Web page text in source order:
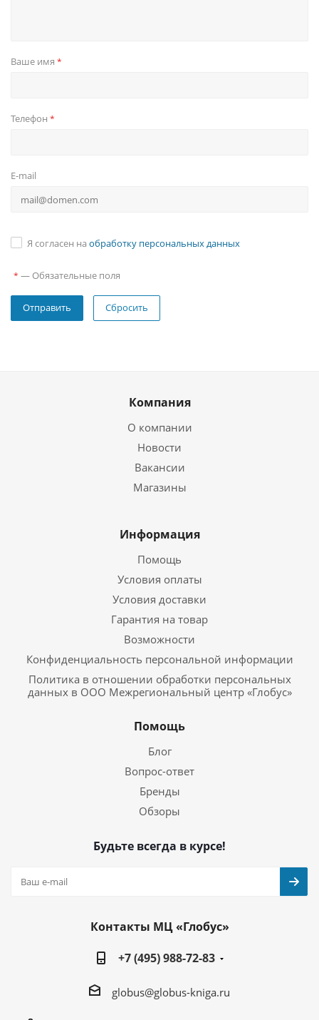
Ваше имя *
Телефон *
E-mail
Я согласен на обработку персональных данных
* — Обязательные поля
Сбросить
Компания
О компании
Новости
Вакансии
Магазины
Информация
Помощь
Условия оплаты
Условия доставки
Гарантия на товар
Возможности
Конфиденциальность персональной информации
Политика в отношении обработки персональных
данных в ООО Межрегиональный центр «Глобус»
Помощь
Блог
Вопрос-ответ
Бренды
Обзоры
Будьте всегда в курсе!
Контакты МЦ «Глобус»
+7 (495) 988-72-83
globus@globus-kniga.ru